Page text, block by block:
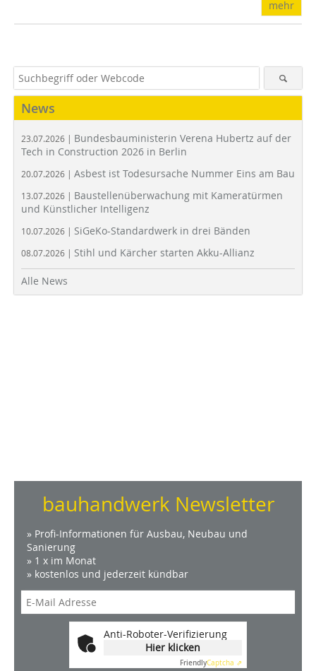
mehr
News
23.07.2026 | Bundesbauministerin Verena Hubertz auf der
Tech in Construction 2026 in Berlin
20.07.2026 | Asbest ist Todesursache Nummer Eins am Bau
13.07.2026 | Baustellenüberwachung mit Kameratürmen
und Künstlicher Intelligenz
10.07.2026 | SiGeKo-Standardwerk in drei Bänden
08.07.2026 | Stihl und Kärcher starten Akku-Allianz
Alle News
bauhandwerk Newsletter
» Profi-Informationen für Ausbau, Neubau und
Sanierung
» 1 x im Monat
» kostenlos und jederzeit kündbar
Anti-Roboter-Verifizierung
Hier klicken
FriendlyCaptcha ⇗